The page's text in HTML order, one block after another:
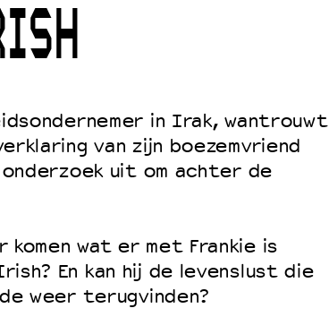
MBO
in Irak, wantrouwt
van zijn boezemvriend
onderzoek uit om achter de
komen wat er met Frankie is
En kan hij de levenslust die
weer terugvinden?